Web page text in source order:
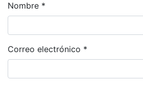
Nombre *
Correo electrónico *